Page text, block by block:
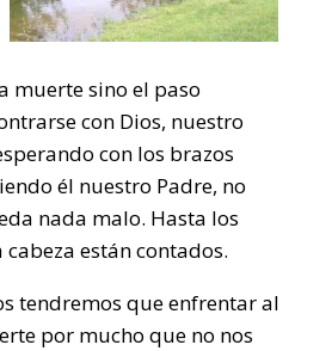
muerte sino el paso
con Dios, nuestro
con los brazos
él nuestro Padre, no
nada malo. Hasta los
están contados.
tendremos que enfrentar al
por mucho que no nos